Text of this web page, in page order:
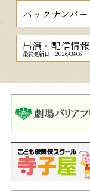
バックナンバー
出演・配信情報
最終更新日：2026/08/06